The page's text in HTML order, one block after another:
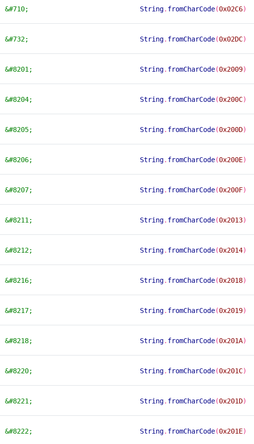
&#710; String. fromCharCode(0x02C6)
&#732; String. fromCharCode(0x02DC)
&#8201; String. fromCharCode(0x2009)
&#8204; String. fromCharCode(0x200C)
&#8205; String. fromCharCode(0x200D)
&#8206; String. fromCharCode(0x200E)
&#8207; String. fromCharCode(0x200F)
&#8211; String. fromCharCode(0x2013)
&#8212; String. fromCharCode(0x2014)
&#8216; String. fromCharCode(0x2018)
&#8217; String. fromCharCode(0x2019)
&#8218; String. fromCharCode(0x201A)
&#8220; String. fromCharCode(0x201C)
&#8221; String. fromCharCode(0x201D)
&#8222; String. fromCharCode(0x201E)